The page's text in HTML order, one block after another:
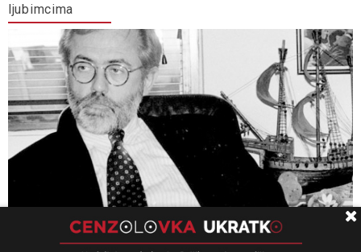
ljubimcima